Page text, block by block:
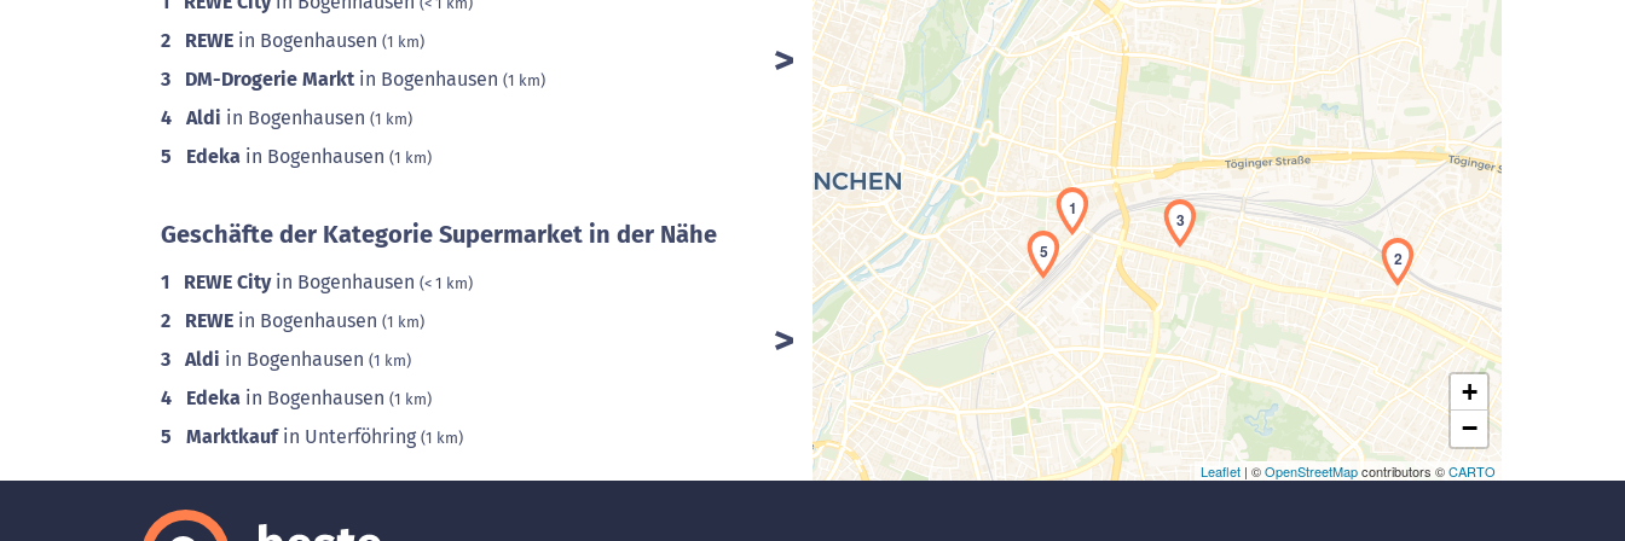
2 REWE in Bogenhausen (1 km)
3 DM-Drogerie Markt in Bogenhausen (1 km)
4 Aldi in Bogenhausen (1 km)
5 Edeka in Bogenhausen (1 km)
Geschäfte der Kategorie Supermarket in der Nähe
1 REWE Cityin Bogenhausen (< 1 km)
2 REWE in Bogenhausen (1 km)
3 Aldi in Bogenhausen (1 km)
4 Edeka in Bogenhausen (1 km)
5 Marktkaufin Unterföhring (1 km)
Laden der Karte...
1
2
3
5
+
−
Leaflet | ©OpenStreetMapcontributors ©CARTO